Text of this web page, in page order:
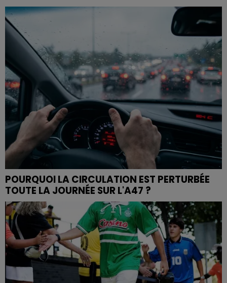
POURQUOI LA CIRCULATION EST PERTURBÉE
TOUTE LA JOURNÉE SUR L'A47 ?